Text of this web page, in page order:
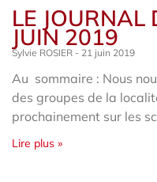
LE JOURNAL
JUIN 2019
Sylvie ROSIER 21 juin 2019
Au sommaire : Nous
des groupes de la
prochainement sur les
Lire plus »